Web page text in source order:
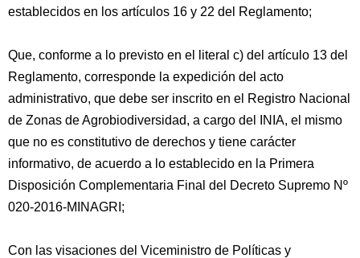
establecidos en los artículos 16 y 22 del Reglamento;
Que, conforme a lo previsto en el literal c) del artículo 13 del
Reglamento, corresponde la expedición del acto
administrativo, que debe ser inscrito en el Registro Nacional
de Zonas de Agrobiodiversidad, a cargo del INIA, el mismo
que no es constitutivo de derechos y tiene carácter
informativo, de acuerdo a lo establecido en la Primera
Disposición Complementaria Final del Decreto Supremo Nº
020-2016-MINAGRI;
Con las visaciones del Viceministro de Políticas y